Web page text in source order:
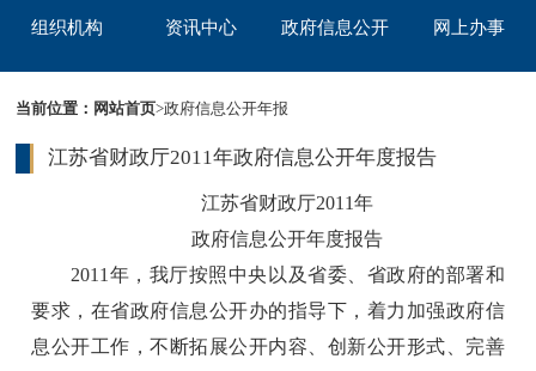
组织机构 资讯中心 政府信息公开 网上办事
当前位置： 网站首页>政府信息公开年报
江苏省财政厅2011年政府信息公开年度报告
江苏省财政厅2011年
政府信息公开年度报告
2011年，我厅按照中央以及省委、省政府的部署和
要求，在省政府信息公开办的指导下，着力加强政府信
息公开工作，不断拓展公开内容、创新公开形式、完善